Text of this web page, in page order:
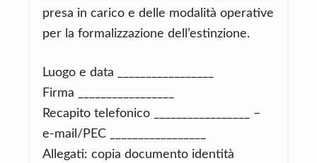
presa in carico e delle modalità operative
per la formalizzazione dell’estinzione.
Luogo e data _________________
Firma _________________
Recapito telefonico _________________ –
e-mail/PEC _________________
Allegati: copia documento identità